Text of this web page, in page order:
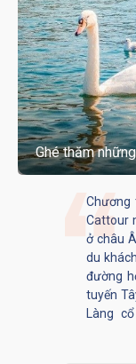
Ghé thăm
Cattour
ở châu
du
đường
tuyến
Làng